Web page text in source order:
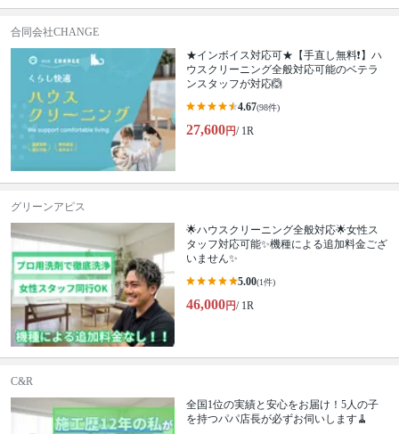
合同会社CHANGE
★インボイス対応可★【手直し無料❗️】ハ
ウスクリーニング全般対応可能のベテラ
ンスタッフが対応🙆
4.67(98件)
27,600円/ 1R
グリーンアピス
🌟ハウスクリーニング全般対応🌟女性ス
タッフ対応可能✨機種による追加料金ござ
いません✨
5.00(1件)
46,000円/ 1R
C&R
全国1位の実績と安心をお届け！5人の子
を持つパパ店長が必ずお伺いします🧹